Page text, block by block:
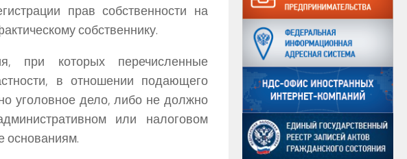
прав собственности на
собственнику.
при которых перечисленные
в отношении подающего
уголовное дело, либо не должно
или налоговом
основаниям.